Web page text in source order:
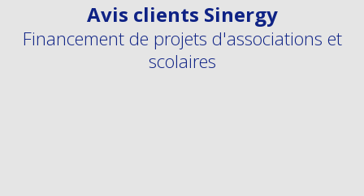
Avis clients Sinergy
Financement de projets d'associations et
scolaires